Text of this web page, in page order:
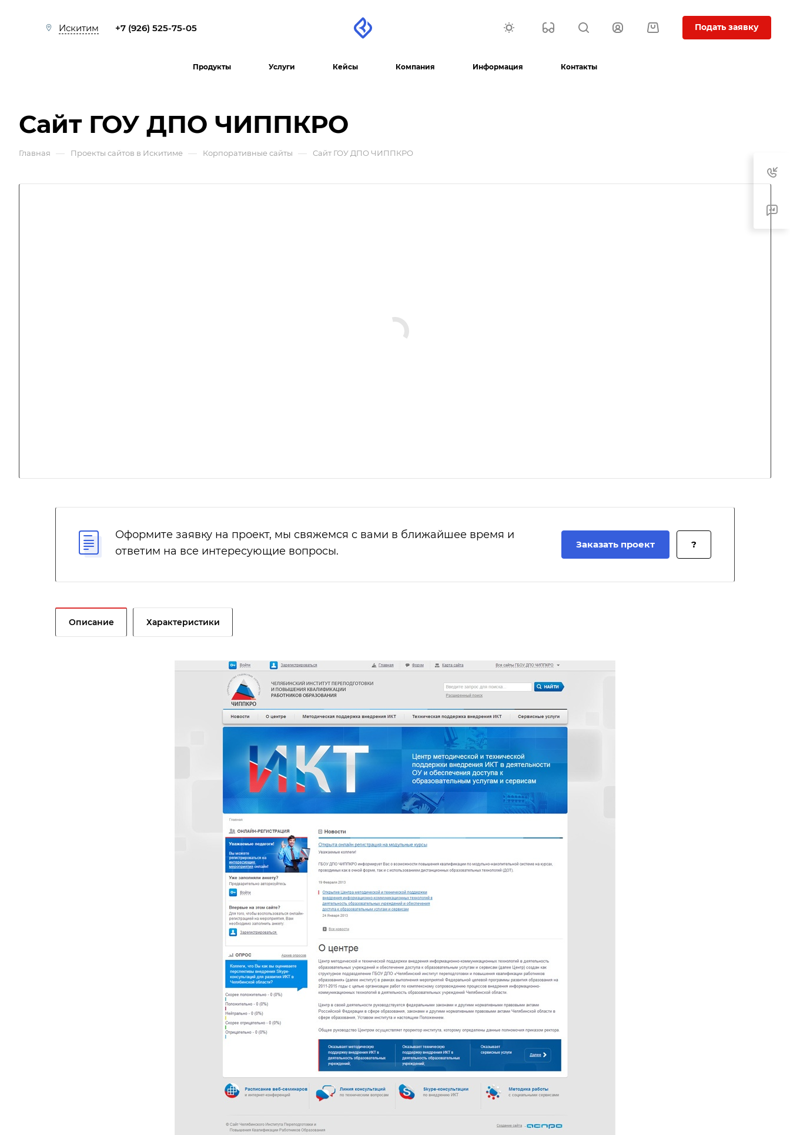
Искитим +7 (926) 525-75-05 Подать заявку
Продукты Услуги Кейсы Компания Информация Контакты
Сайт ГОУ ДПО ЧИППКРО
Главная — Проекты сайтов в Искитиме — Корпоративные сайты — Сайт ГОУ ДПО ЧИППКРО
Оформите заявку на проект, мы свяжемся с вами в ближайшее время и
ответим на все интересующие вопросы.
Заказать проект ?
Описание Характеристики